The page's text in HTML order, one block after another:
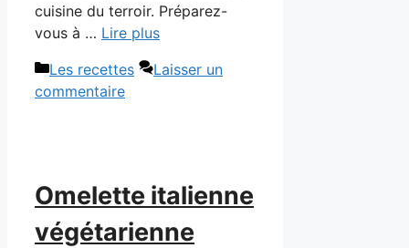
cuisine du terroir. Préparez-
vous à … Lire plus
Catégories
Les recettes
Laisser un
commentaire
Omelette italienne
végétarienne